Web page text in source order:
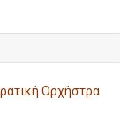
Ορχήστρα